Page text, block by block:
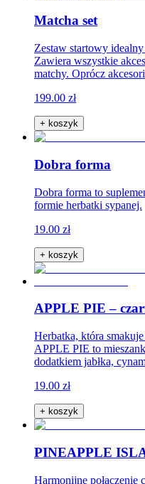
Matcha set
Zestaw startowy
Zawiera wszystkie
matchy. Oprócz
199.00 zł
+ koszyk
Dobra forma
Dobra forma to
formie herbatki sypanej.
19.00 zł
+ koszyk
APPLE PIE –
Herbatka, która
APPLE PIE to
dodatkiem jabłka,
19.00 zł
+ koszyk
PINEAPPLE
Harmonijne połączenie